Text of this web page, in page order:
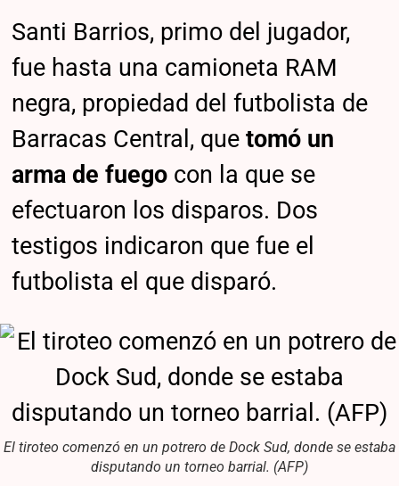
Santi Barrios, primo del jugador,
fue hasta una camioneta RAM
negra, propiedad del futbolista de
Barracas Central, que tomó un
arma de fuego con la que se
efectuaron los disparos. Dos
testigos indicaron que fue el
futbolista el que disparó.
El tiroteo comenzó en un potrero de Dock Sud, donde se estaba
disputando un torneo barrial. (AFP)